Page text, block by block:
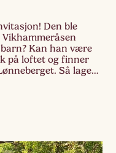
Den ble
Kan han være
på loftet og finner
Så lager